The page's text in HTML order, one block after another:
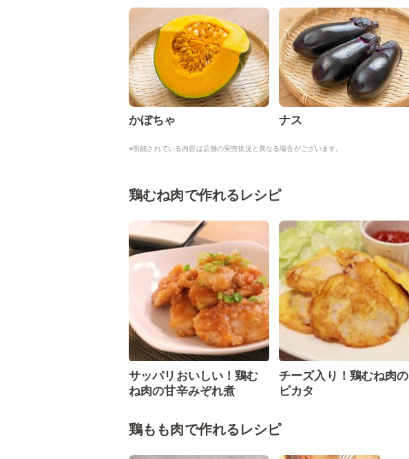
かぼちゃ ナス
※明細されている内容は店舗の実売状況と異なる場合がございます。
鶏むね肉で作れるレシピ
サッパリおいしい！鶏む
ね肉の甘辛みぞれ煮
チーズ入り！鶏むね肉の
ピカタ
鶏もも肉で作れるレシピ